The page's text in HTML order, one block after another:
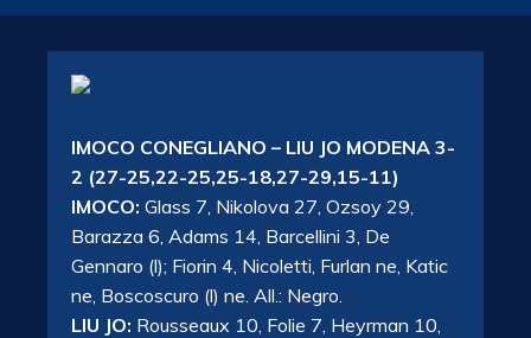
IMOCO CONEGLIANO – LIU JO MODENA 3-
2 (27-25,22-25,25-18,27-29,15-11)
IMOCO: Glass 7, Nikolova 27, Ozsoy 29,
Barazza 6, Adams 14, Barcellini 3, De
Gennaro (l); Fiorin 4, Nicoletti, Furlan ne, Katic
ne, Boscoscuro (l) ne. All.: Negro.
LIU JO: Rousseaux 10, Folie 7, Heyrman 10,